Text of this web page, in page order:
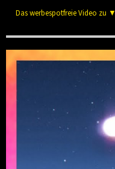
Das werbespotfreie Video zu ▼